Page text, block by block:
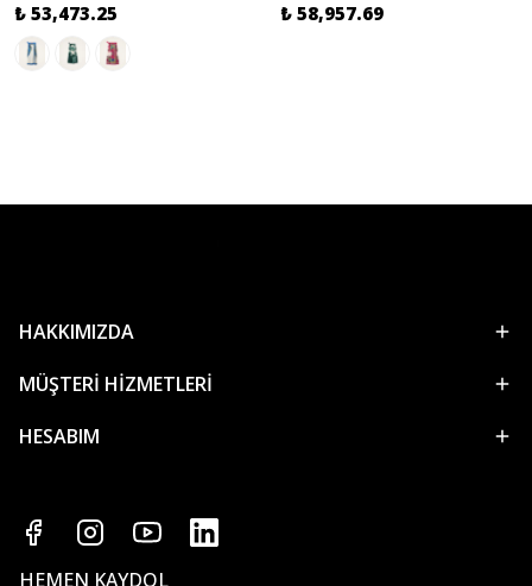
₺ 53,473.25 ₺ 58,957.69
HAKKIMIZDA
MÜŞTERİ HİZMETLERİ
HESABIM
HEMEN KAYDOL